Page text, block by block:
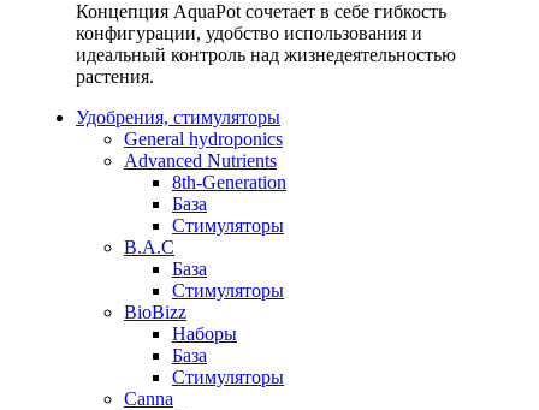
Концепция AquaPot сочетает в себе гибкость
конфигурации, удобство использования и
идеальный контроль над жизнедеятельностью
растения.
Удобрения, стимуляторы
General hydroponics
Advanced Nutrients
8th-Generation
База
Стимуляторы
B.A.C
База
Стимуляторы
BioBizz
Наборы
База
Стимуляторы
Canna